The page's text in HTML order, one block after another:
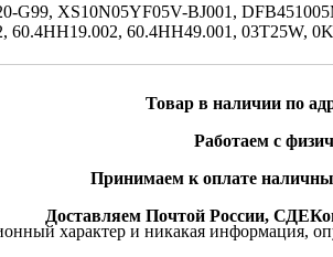
XS10N05YF05V-BJ001,
60.4HH19.002, 60.4HH49.001, 03T25W,
Товар в наличии по
Работаем с
Принимаем к оплате
Доставляем Почтой России,
характер и никакая информация,